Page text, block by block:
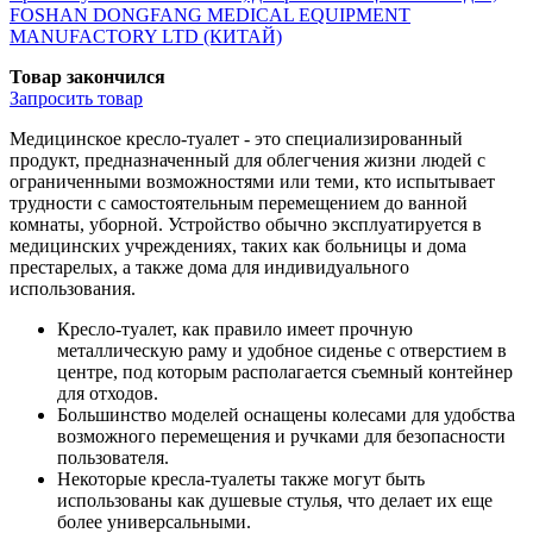
FOSHAN DONGFANG MEDICAL EQUIPMENT
MANUFACTORY LTD (КИТАЙ)
Товар закончился
Запросить товар
Медицинское кресло-туалет - это специализированный
продукт, предназначенный для облегчения жизни людей с
ограниченными возможностями или теми, кто испытывает
трудности с самостоятельным перемещением до ванной
комнаты, уборной. Устройство обычно эксплуатируется в
медицинских учреждениях, таких как больницы и дома
престарелых, а также дома для индивидуального
использования.
Кресло-туалет, как правило имеет прочную
металлическую раму и удобное сиденье с отверстием в
центре, под которым располагается съемный контейнер
для отходов.
Большинство моделей оснащены колесами для удобства
возможного перемещения и ручками для безопасности
пользователя.
Некоторые кресла-туалеты также могут быть
использованы как душевые стулья, что делает их еще
более универсальными.